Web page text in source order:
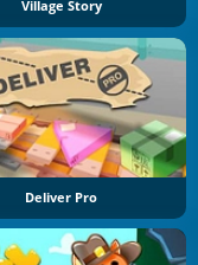
Village Story
Deliver Pro